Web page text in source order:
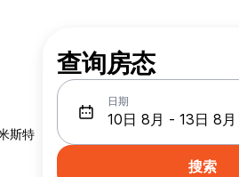
斯特
查询房态
日期
搜索